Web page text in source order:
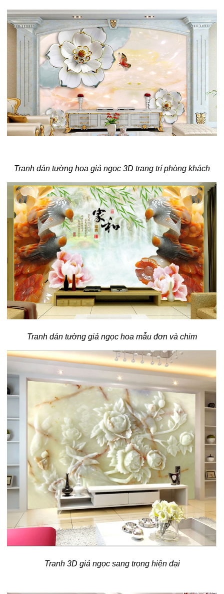
Tranh dán tường hoa giả ngọc 3D trang trí phòng khách
Tranh dán tường giả ngọc hoa mẫu đơn và chim
Tranh 3D giả ngọc sang trọng hiện đại